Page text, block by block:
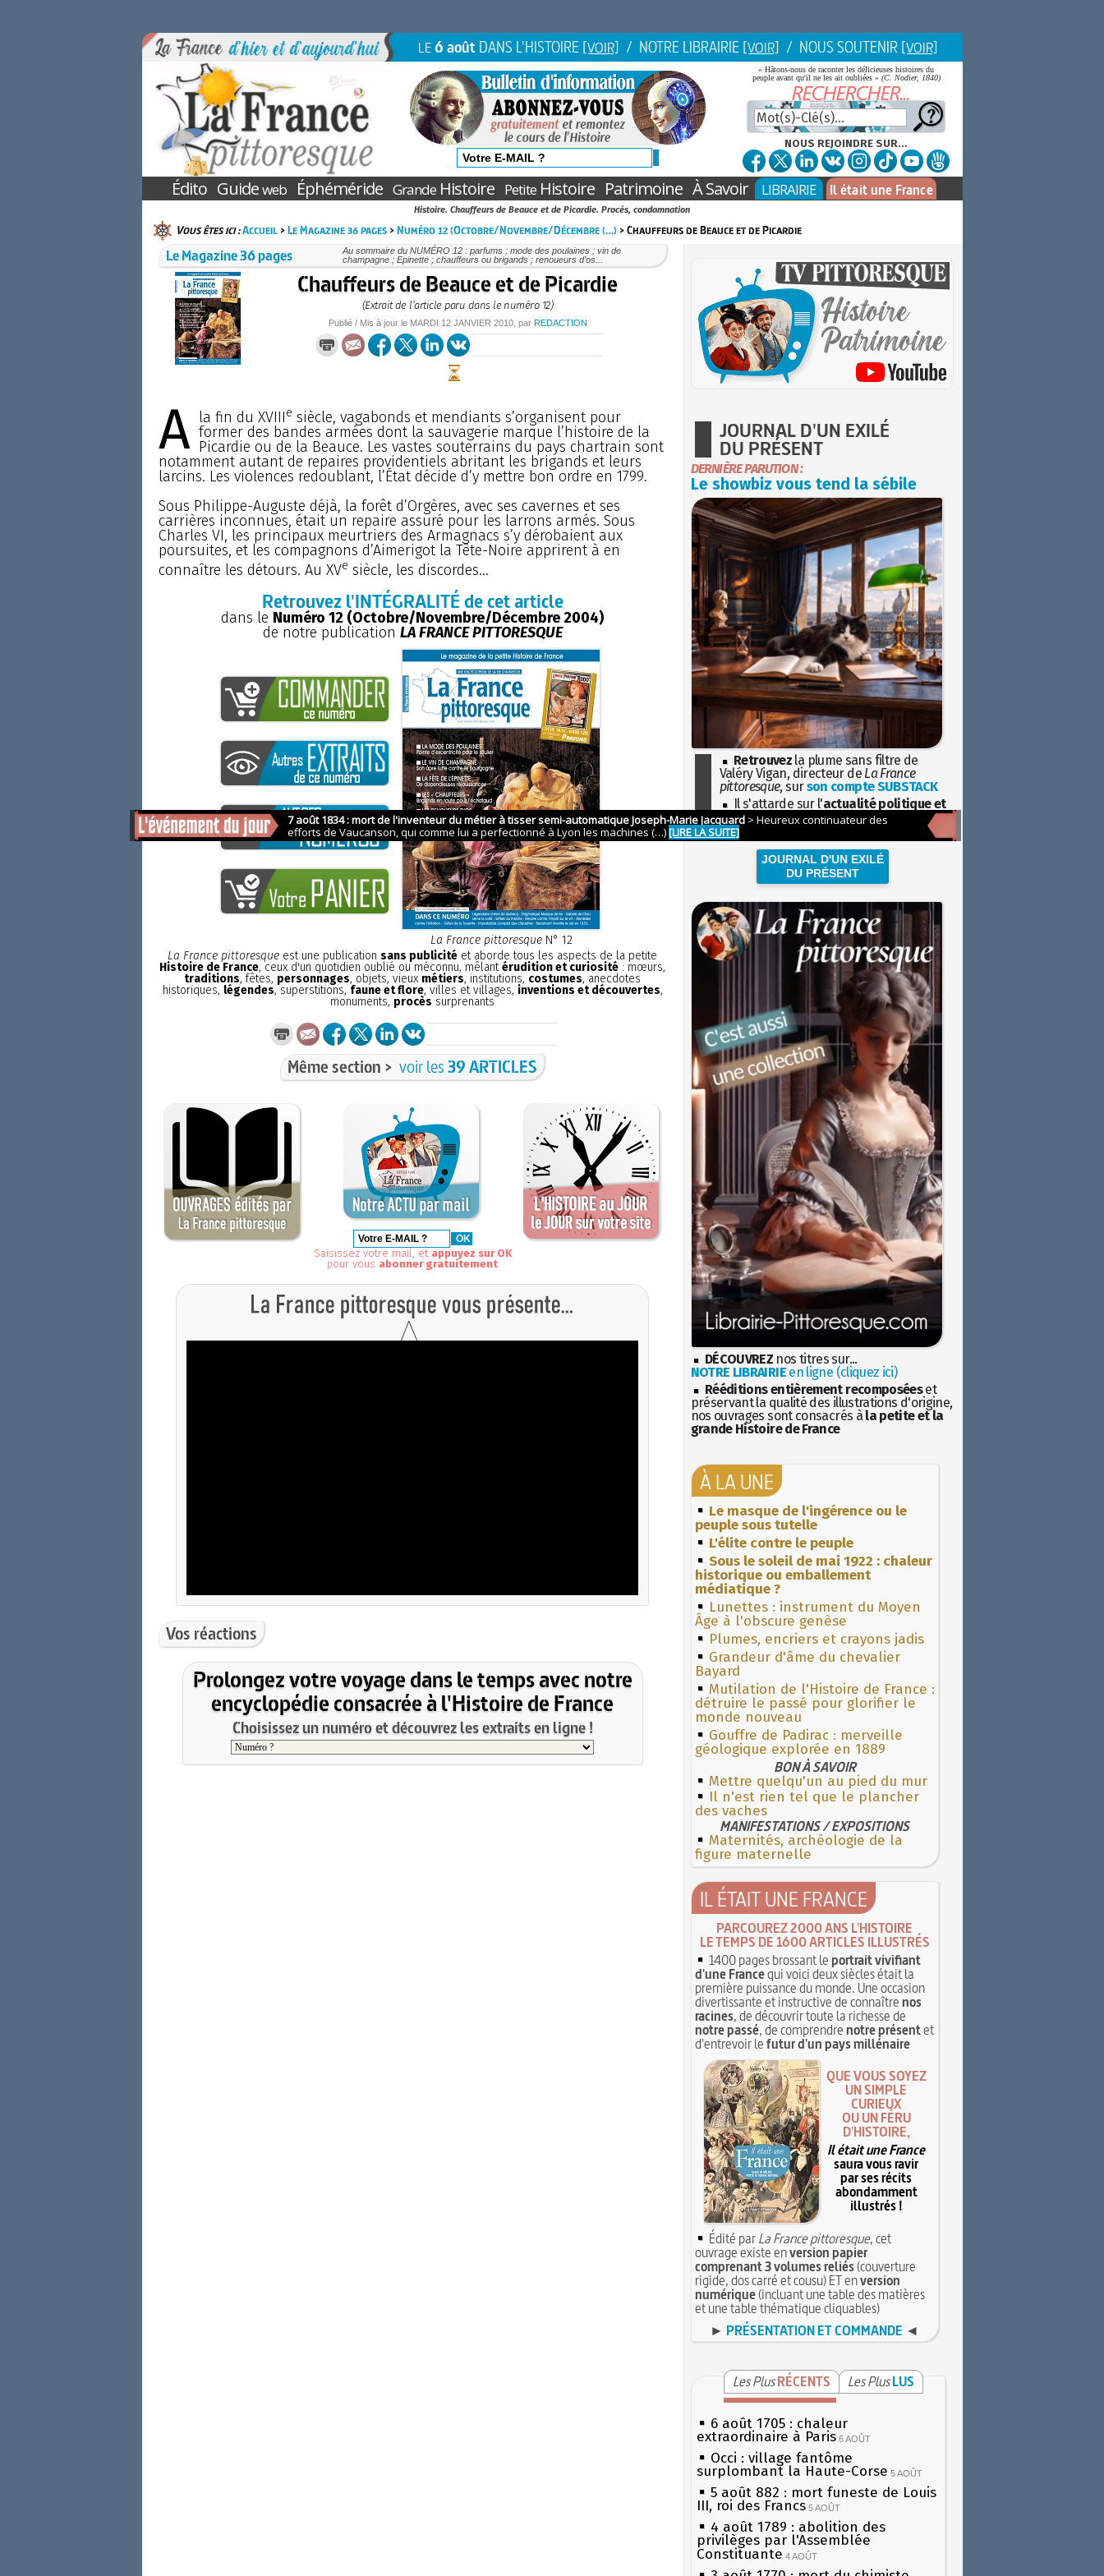
LE6 août DANS L'HISTOIRE [VOIR] / NOTRE LIBRAIRIE [VOIR] / NOUS SOUTENIR [VOIR]
« Hâtons-nous de raconter les délicieuses histoires du
peuple avant qu'il ne les ait oubliées » (C. Nodier, 1840)
NOUS REJOINDRE SUR...
Édito Guideweb Éphéméride GrandeHistoire PetiteHistoire Patrimoine À Savoir LIBRAIRIE Il était une France
Histoire. Chauffeurs de Beauce et de Picardie. Procès, condamnation
Vous êtes ici :Accueil>Le Magazine 36 pages>Numéro 12 (Octobre/Novembre/Décembre (…) > Chauffeurs de Beauce et de Picardie
Le Magazine 36 pages
Au sommaire du NUMÉRO 12 : parfums ; mode des poulaines ; vin de
champagne ; Epinette ; chauffeurs ou brigands ; renoueurs d’os...
Chauffeurs de Beauce et de Picardie
(Extrait de l’article paru dans le numéro 12)
Publié / Mis à jour le MARDI 12 JANVIER 2010, par REDACTION
A la fin du XVIIIe siècle, vagabonds et mendiants s’organisent pour
former des bandes armées dont la sauvagerie marque l’histoire de la
Picardie ou de la Beauce. Les vastes souterrains du pays chartrain sont
notamment autant de repaires providentiels abritant les brigands et leurs
larcins. Les violences redoublant, l’État décide d’y mettre bon ordre en 1799.
Sous Philippe-Auguste déjà, la forêt d’Orgères, avec ses cavernes et ses
carrières inconnues, était un repaire assuré pour les larrons armés. Sous
Charles VI, les principaux meurtriers des Armagnacs s’y dérobaient aux
poursuites, et les compagnons d’Aimerigot la Tête-Noire apprirent à en
connaître les détours. Au XVe siècle, les discordes...
Retrouvez l'INTÉGRALITÉ de cet article
dans le Numéro 12 (Octobre/Novembre/Décembre 2004)
de notre publication LA FRANCE PITTORESQUE
La France pittoresqueN° 12
La France pittoresque est une publication sans publicité et aborde tous les aspects de la petite
Histoire de France, ceux d'un quotidien oublié ou méconnu, mêlantérudition et curiosité : mœurs,
traditions, fêtes, personnages, objets, vieux métiers, institutions, costumes, anecdotes
historiques, légendes, superstitions, faune et flore, villes et villages, inventions et découvertes,
monuments, procès surprenants
Même section > voir les39 ARTICLES
Saisissez votre mail, et appuyez sur OK
pour vous abonner gratuitement
Vos réactions
Prolongez votre voyage dans le temps avec notre
encyclopédie consacrée à l'Histoire de France
Choisissez un numéro et découvrez les extraits en ligne !
JOURNAL D'UN EXILÉ
DU PRÉSENT
DERNIÈRE PARUTION :
Le showbiz vous tend la sébile
Retrouvez la plume sans filtre de
Valéry Vigan, directeur de La France
pittoresque, surson compte SUBSTACK
Il s'attarde sur l'actualité politique et
sociétaleavec la hauteur de vue de
l'Histoire
JOURNAL D'UN EXILÉ
DU PRÉSENT
DÉCOUVREZ nos titres sur...
NOTRE LIBRAIRIEen ligne (cliquez ici)
Rééditions entièrement recomposéeset
préservant la qualité des illustrations d'origine,
nos ouvrages sont consacrés à la petite et la
grande Histoire de France
À LA UNE
Le masque de l'ingérence ou le
peuple sous tutelle
L'élite contre le peuple
Sous le soleil de mai 1922 : chaleur
historique ou emballement
médiatique ?
Lunettes : instrument du Moyen
Âge à l'obscure genèse
Plumes, encriers et crayons jadis
Grandeur d'âme du chevalier
Bayard
Mutilation de l'Histoire de France :
détruire le passé pour glorifier le
monde nouveau
Gouffre de Padirac : merveille
géologique explorée en 1889
BON À SAVOIR
Mettre quelqu'un au pied du mur
Il n'est rien tel que le plancher
des vaches
MANIFESTATIONS / EXPOSITIONS
Maternités, archéologie de la
figure maternelle
IL ÉTAIT UNE FRANCE
PARCOUREZ 2000 ANS L'HISTOIRE
LE TEMPS DE 1600 ARTICLES ILLUSTRÉS
1400 pages brossant leportrait vivifiant
d'une Francequi voici deux siècles était la
première puissance du monde. Une occasion
divertissante et instructive de connaîtrenos
racines, de découvrir toute la richesse de
notre passé, de comprendrenotre présentet
d'entrevoir lefutur d'un pays millénaire
QUE VOUS SOYEZ
UN SIMPLE
CURIEUX
OU UN FÉRU
D'HISTOIRE,
Il était une France
saura vous ravir
par ses récits
abondamment
illustrés !
Édité parLa France pittoresque, cet
ouvrage existe enversion papier
comprenant 3 volumes reliés(couverture
rigide, dos carré et cousu) ET enversion
numérique(incluant une table des matières
et une table thématique cliquables)
► PRÉSENTATION ET COMMANDE ◄
Les Plus RÉCENTS Les Plus LUS
6 août 1705 : chaleur
extraordinaire à Paris 6 AOÛT
Occi : village fantôme
surplombant la Haute-Corse 5 AOÛT
5 août 882 : mort funeste de Louis
III, roi des Francs 5 AOÛT
4 août 1789 : abolition des
privilèges par l'Assemblée
Constituante 4 AOÛT